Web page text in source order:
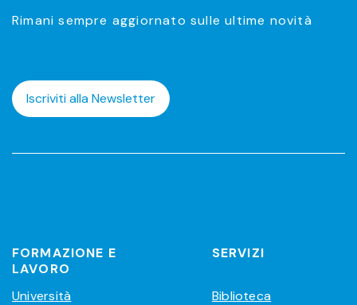
Rimani sempre aggiornato sulle ultime novità
Iscriviti alla Newsletter
FORMAZIONE E
LAVORO
Università
SERVIZI
Biblioteca